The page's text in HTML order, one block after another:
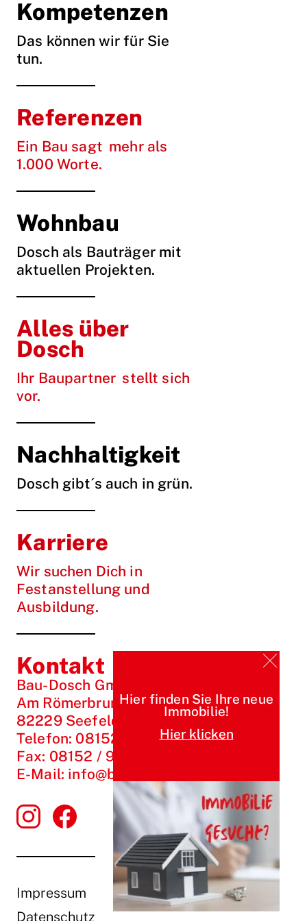
Hier finden Sie Ihre neue
Immobilie!
Hier klicken
Kompetenzen
Das können wir für Sie
tun.
Referenzen
Ein Bau sagt mehr als
1.000 Worte.
Wohnbau
Dosch als Bauträger mit
aktuellen Projekten.
Alles über
Dosch
Ihr Baupartner stellt sich
vor.
Nachhaltigkeit
Dosch gibt´s auch in grün.
Karriere
Wir suchen Dich in
Festanstellung und
Ausbildung.
Kontakt
Bau-Dosch GmbH
Am Römerbrunnen 1
82229 Seefeld / Hechendorf
Telefon: 08152 / 99 33 1-0
Fax: 08152 / 99 33 1-10
E-Mail: info@bau-dosch.de
Impressum
Datenschutz